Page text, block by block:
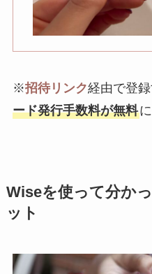
※招待リンク経由で登録
ード発行手数料が無料
Wiseを使って分か
ット